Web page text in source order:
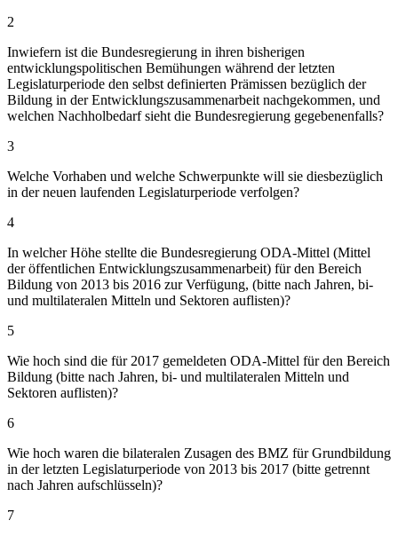
2
Inwiefern ist die Bundesregierung in ihren bisherigen
entwicklungspolitischen Bemühungen während der letzten
Legislaturperiode den selbst definierten Prämissen bezüglich der
Bildung in der Entwicklungszusammenarbeit nachgekommen, und
welchen Nachholbedarf sieht die Bundesregierung gegebenenfalls?
3
Welche Vorhaben und welche Schwerpunkte will sie diesbezüglich
in der neuen laufenden Legislaturperiode verfolgen?
4
In welcher Höhe stellte die Bundesregierung ODA-Mittel (Mittel
der öffentlichen Entwicklungszusammenarbeit) für den Bereich
Bildung von 2013 bis 2016 zur Verfügung, (bitte nach Jahren, bi-
und multilateralen Mitteln und Sektoren auflisten)?
5
Wie hoch sind die für 2017 gemeldeten ODA-Mittel für den Bereich
Bildung (bitte nach Jahren, bi- und multilateralen Mitteln und
Sektoren auflisten)?
6
Wie hoch waren die bilateralen Zusagen des BMZ für Grundbildung
in der letzten Legislaturperiode von 2013 bis 2017 (bitte getrennt
nach Jahren aufschlüsseln)?
7